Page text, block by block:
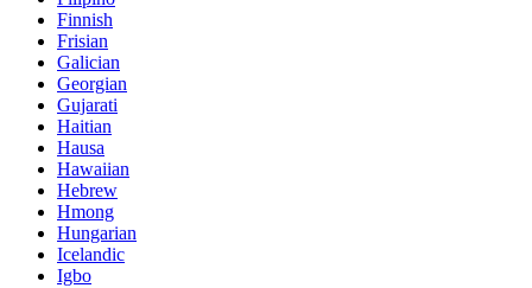
Finnish
Frisian
Galician
Georgian
Gujarati
Haitian
Hausa
Hawaiian
Hebrew
Hmong
Hungarian
Icelandic
Igbo